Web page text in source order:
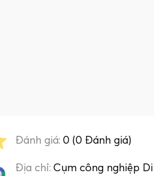
Đánh giá: 0 (0 Đánh giá)
Địa chỉ: Cụm công nghiệp